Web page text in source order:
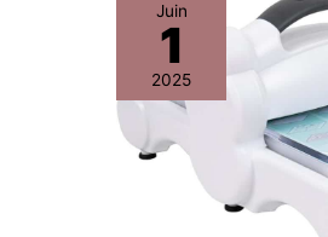
Juin
1
2025
machine
Big
Shot